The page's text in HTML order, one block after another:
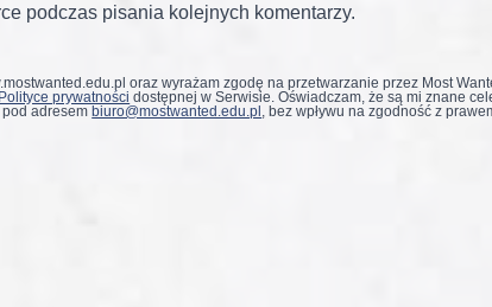
podczas pisania kolejnych komentarzy.
oraz wyrażam zgodę na przetwarzanie przez Most
Polityce prywatności dostępnej w Serwisie. Oświadczam, że są mi znane
adresem biuro@mostwanted.edu.pl , bez wpływu na zgodność z